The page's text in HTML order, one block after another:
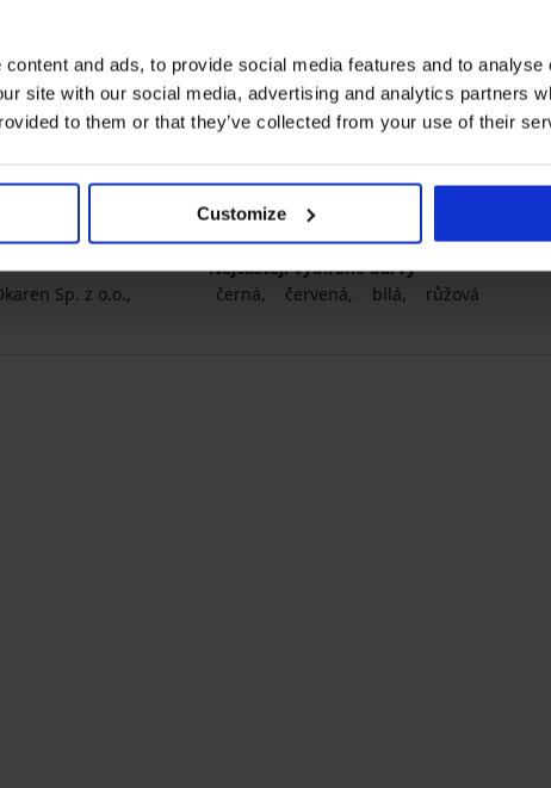
and ads, to provide social media features and to
site with our social media, advertising and analytics partners
to them or that they’ve collected from your use of their
Customize
Sp. z o.o.
Nejčastěji vybírané barvy
černá
červená bílá růžová